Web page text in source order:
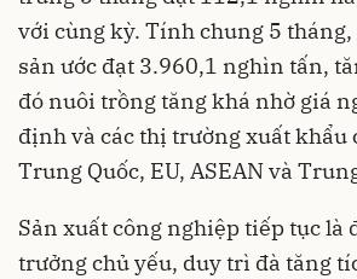
với cùng kỳ. Tính chung 5
sản ước đạt 3.960,1 nghìn tấn,
đó nuôi trồng tăng khá nhờ giá
định và các thị trường xuất khẩu
Trung Quốc, EU, ASEAN và
Sản xuất công nghiệp tiếp tục là
trưởng chủ yếu, duy trì đà tăng